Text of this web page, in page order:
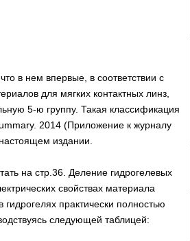
в нем впервые, в соответствии с
для мягких контактных линз,
5-ю группу. Такая классификация
2014 (Приложение к журналу
издании.
на стр.36. Деление гидрогелевых
свойствах материала
практически полностью
следующей таблицей: